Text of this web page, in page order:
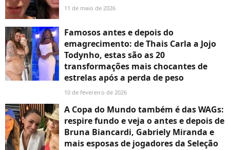
11 de maio de 2026
Famosos antes e depois do
emagrecimento: de Thais Carla a Jojo
Todynho, estas são as 20
transformações mais chocantes de
estrelas após a perda de peso
10 de fevereiro de 2026
A Copa do Mundo também é das WAGs:
respire fundo e veja o antes e depois de
Bruna Biancardi, Gabriely Miranda e
mais esposas de jogadores da Seleção